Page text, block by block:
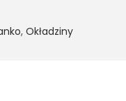
, Okładziny